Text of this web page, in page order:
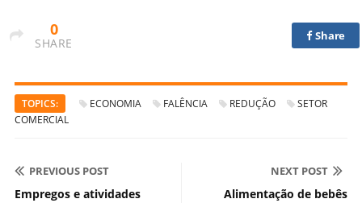
0
SHARE
Share
TOPICS: ECONOMIA FALÊNCIA REDUÇÃO
SETOR
COMERCIAL
PREVIOUS POST
Empregos e atividades
NEXT POST
Alimentação de bebês